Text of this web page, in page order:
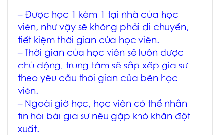
– Được học 1 kèm 1 tại nhà của học
viên, như vậy sẽ không phải di chuyển,
tiết kiệm thời gian của học viên.
– Thời gian của học viên sẽ luôn được
chủ động, trung tâm sẽ sắp xếp gia sư
theo yêu cầu thời gian của bên học
viên.
– Ngoài giờ học, học viên có thể nhắn
tin hỏi bài gia sư nếu gặp khó khăn đột
xuất.